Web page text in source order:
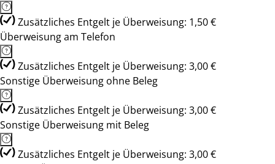
Zusätzliches Entgelt je Überweisung: 1,50 €
Überweisung am Telefon
Zusätzliches Entgelt je Überweisung: 3,00 €
Sonstige Überweisung ohne Beleg
Zusätzliches Entgelt je Überweisung: 3,00 €
Sonstige Überweisung mit Beleg
Zusätzliches Entgelt je Überweisung: 3,00 €